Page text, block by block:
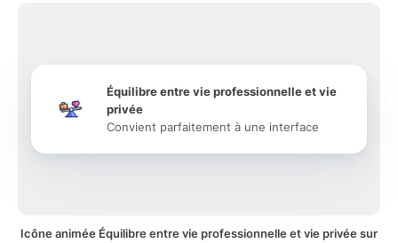
Équilibre entre vie professionnelle et vie
privée
Convient parfaitement à une interface
Icône animée Équilibre entre vie professionnelle et vie privée sur